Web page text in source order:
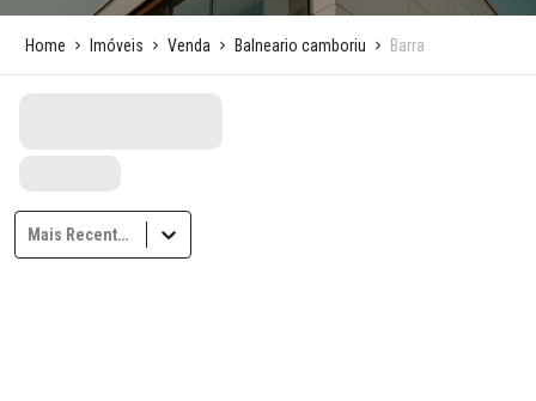
Home Imóveis Venda Balneario camboriu Barra
Mais Recentes